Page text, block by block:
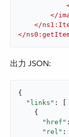
</
</
</
出力 JSON:
{
"links" : [
    {
"href"
"rel" :